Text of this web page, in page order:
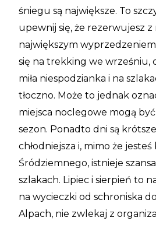
śniegu są największe. To
upewnij się, że rezerwujesz z
największym
się na trekking we wrześniu,
miła niespodzianka i na
tłoczno. Może to jednak
miejsca noclegowe mogą
sezon. Ponadto dni są
chłodniejsza i, mimo że
Śródziemnego, istnieje
szlakach. Lipiec i sierpień to
na wycieczki od schroniska
Alpach, nie zwlekaj z